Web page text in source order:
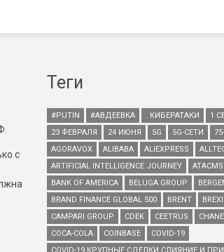
с
Теги
#PUTIN #АВДЕЕВКА . КИБЕРАТАКИ 1
23 ФЕВРАЛЯ
24 ИЮНЯ 5G 5G-СЕТИ
AGORAVOX
ALIBABA ALIEXPRESS
ARTIFICIAL INTELLIGENCE JOURNEY
ATACMS
BANK OF AMERICA
BELUGA GROUP
BRAND FINANCE GLOBAL 500
BRENT
CAMPARI GROUP
CDEK CEETRUS
COCA-COLA
COINBASE
COVID-19